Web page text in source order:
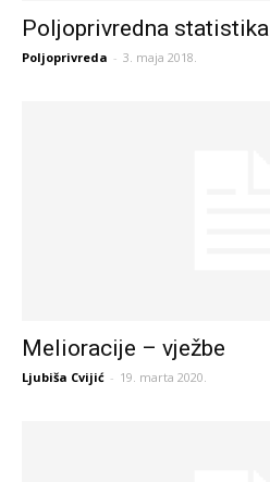
Poljoprivredna statistika
Poljoprivreda - 3. maja 2018.
Melioracije – vježbe
Ljubiša Cvijić - 19. marta 2020.